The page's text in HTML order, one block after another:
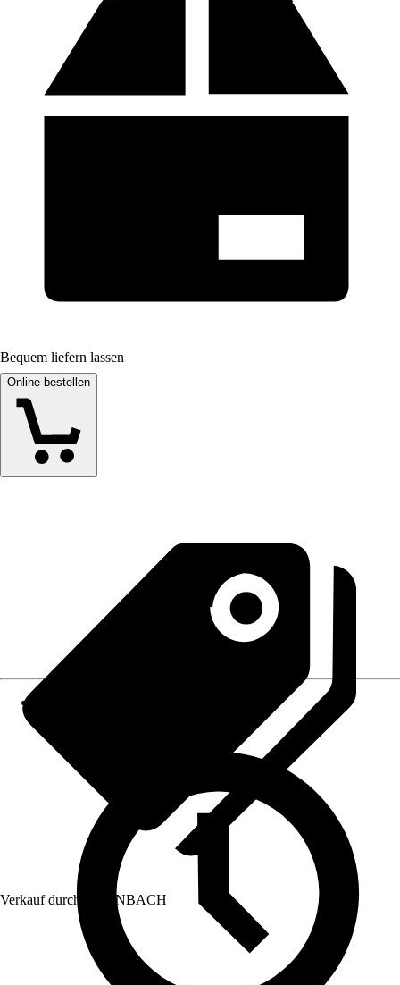
Bequem liefern lassen
Online bestellen
Verkauf durch: HORNBACH